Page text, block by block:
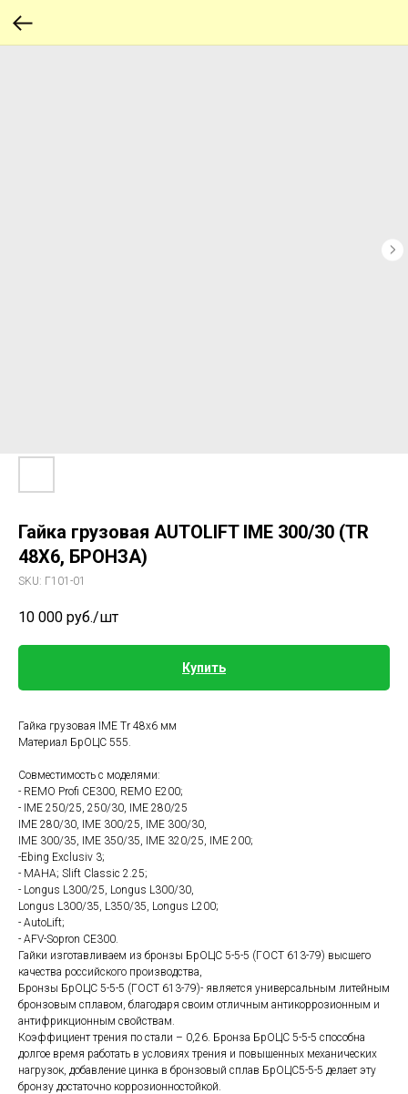
Гайка грузовая AUTOLIFT IME 300/30 (TR
48Х6, БРОНЗА)
SKU: Г101-01
10 000 руб./шт
Купить
Гайка грузовая IME Tr 48x6 мм
Материал БрОЦС 555.
Совместимость с моделями:
- REMO Profi CE300, REMO E200;
- IME 250/25, 250/30, IME 280/25
IME 280/30, IME 300/25, IME 300/30,
IME 300/35, IME 350/35, IME 320/25, IME 200;
-Ebing Exclusiv 3;
- MAHA; Slift Classic 2.25;
- Longus L300/25, Longus L300/30,
Longus L300/35, L350/35, Longus L200;
- AutoLift;
- AFV-Sopron CE300.
Гайки изготавливаем из бронзы БрОЦС 5-5-5 (ГОСТ 613-79) высшего
качества российского производства,
Бронзы БрОЦС 5-5-5 (ГОСТ 613-79)- является универсальным литейным
бронзовым сплавом, благодаря своим отличным антикоррозионным и
антифрикционным свойствам.
Коэффициент трения по стали – 0,26. Бронза БрОЦС 5-5-5 способна
долгое время работать в условиях трения и повышенных механических
нагрузок, добавление цинка в бронзовый сплав БрОЦС5-5-5 делает эту
бронзу достаточно коррозионностойкой.